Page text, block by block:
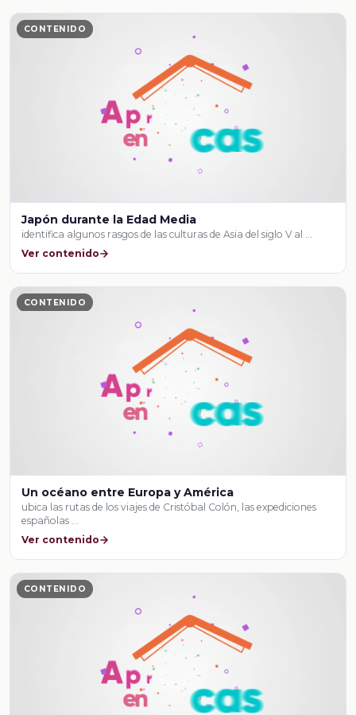
CONTENIDO
Japón durante la Edad Media
identifica algunos rasgos de las culturas de Asia del siglo V al …
Ver contenido
CONTENIDO
Un océano entre Europa y América
ubica las rutas de los viajes de Cristóbal Colón, las expediciones
españolas …
Ver contenido
CONTENIDO